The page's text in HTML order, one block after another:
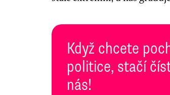
Když chcete
politice, stačí
nás!